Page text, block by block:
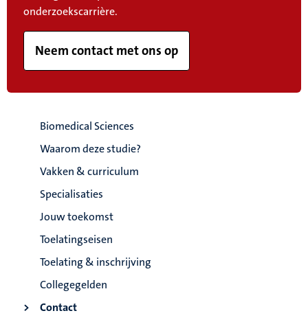
onderzoekscarrière.
Neem contact met ons op
Biomedical Sciences
Waarom deze studie?
Vakken & curriculum
Specialisaties
Jouw toekomst
Toelatingseisen
Toelating & inschrijving
Collegegelden
Contact